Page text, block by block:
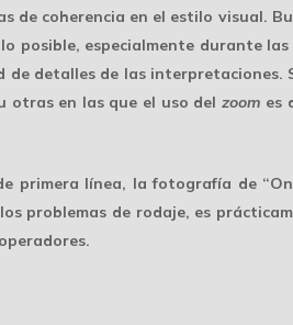
de coherencia en el estilo visual.
especialmente durante las
detalles de las interpretaciones.
otras en las que el uso del zoom es
línea, la fotografía de
problemas de rodaje, es